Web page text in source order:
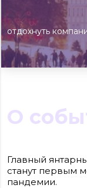
отдохнуть
О
Главный
станут первым
пандемии.